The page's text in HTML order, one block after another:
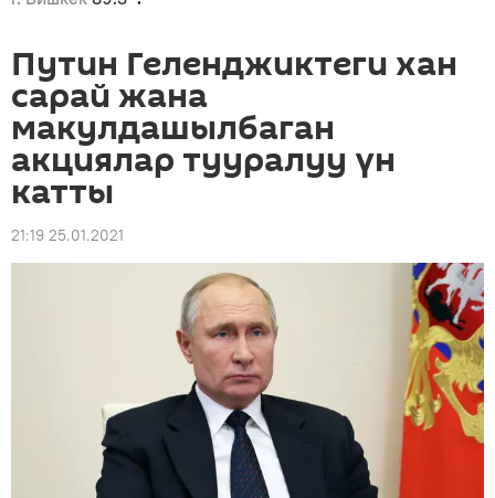
Путин Геленджиктеги хан
сарай жана
макулдашылбаган
акциялар тууралуу үн
катты
21:19 25.01.2021